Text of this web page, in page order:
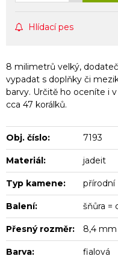
Hlídací pes
8 milimetrů velký,
vypadat s doplňky či
barvy. Určitě ho oceníte i
cca 47 korálků.
Obj. číslo: 7193
Materiál: jadeit
Typ kamene: přírodní
Balení: šňůra =
Přesný rozměr: 8,4 mm
Barva: fialová